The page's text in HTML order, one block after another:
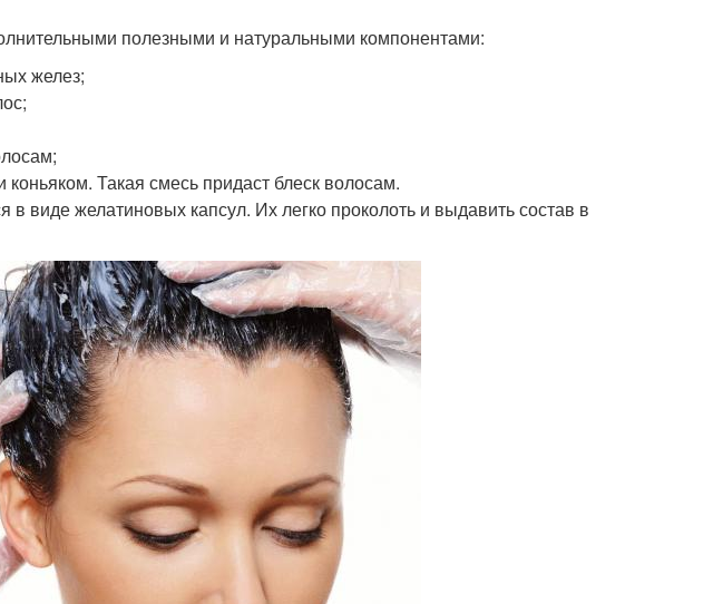
полезными и натуральными компонентами:
желез;
Такая смесь придаст блеск волосам.
виде желатиновых капсул. Их легко проколоть и выдавить состав в